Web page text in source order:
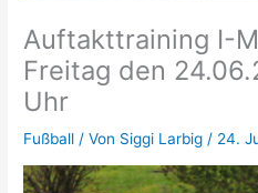
Auftakttraining I-
Freitag den
Uhr
Fußball / Von Siggi Larbig / 24.